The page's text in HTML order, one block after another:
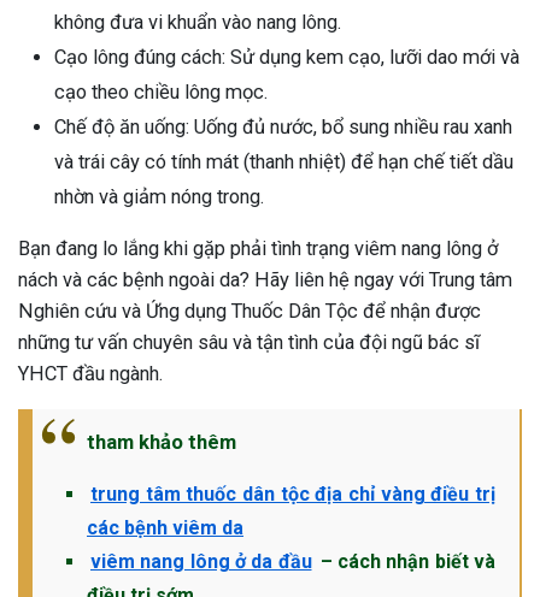
không đưa vi khuẩn vào nang lông.
Cạo lông đúng cách: Sử dụng kem cạo, lưỡi dao mới và
cạo theo chiều lông mọc.
Chế độ ăn uống: Uống đủ nước, bổ sung nhiều rau xanh
và trái cây có tính mát (thanh nhiệt) để hạn chế tiết dầu
nhờn và giảm nóng trong.
Bạn đang lo lắng khi gặp phải tình trạng viêm nang lông ở
nách và các bệnh ngoài da? Hãy liên hệ ngay với Trung tâm
Nghiên cứu và Ứng dụng Thuốc Dân Tộc để nhận được
những tư vấn chuyên sâu và tận tình của đội ngũ bác sĩ
YHCT đầu ngành.
tham khảo thêm
trung tâm thuốc dân tộc địa chỉ vàng điều trị
các bệnh viêm da
viêm nang lông ở da đầu – cách nhận biết và